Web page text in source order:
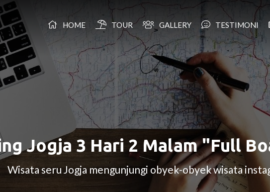
HOME TOUR GALLERY TESTIMONI
Jogja 3 Hari 2 Malam "Full
Wisata seru Jogja mengunjungi obyek-obyek wisata